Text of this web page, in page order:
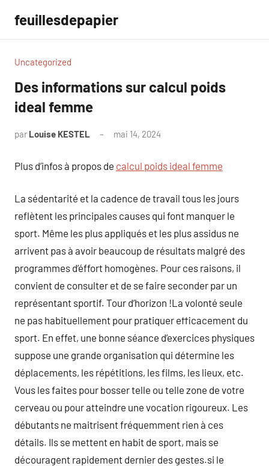
contenu
feuillesdepapier
Uncategorized
Des informations sur calcul poids
ideal femme
par Louise KESTEL mai 14, 2024
Plus d’infos à propos de calcul poids ideal femme
La sédentarité et la cadence de travail tous les jours
reflètent les principales causes qui font manquer le
sport. Même les plus appliqués et les plus assidus ne
arrivent pas à avoir beaucoup de résultats malgré des
programmes d’éffort homogènes. Pour ces raisons, il
convient de consulter et de se faire seconder par un
représentant sportif. Tour d’horizon !La volonté seule
ne pas habituellement pour pratiquer efficacement du
sport. En effet, une bonne séance d’exercices physiques
suppose une grande organisation qui détermine les
déplacements, les répétitions, les films, les lieux, etc.
Vous les faites pour bosser telle ou telle zone de votre
cerveau ou pour atteindre une vocation rigoureux. Les
débutants ne maitrisent fréquemment rien à ces
détails. Ils se mettent en habit de sport, mais se
découragent rapidement dernier des gestes.si le